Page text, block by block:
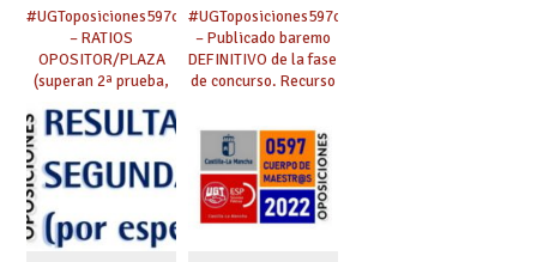
#UGToposiciones597clm2022
– RATIOS
OPOSITOR/PLAZA
(superan 2ª prueba,
%, ratio, etc.).
Reclamaciones.
#UGToposiciones597clm2022
– Publicado baremo
DEFINITIVO de la fase
de concurso. Recurso